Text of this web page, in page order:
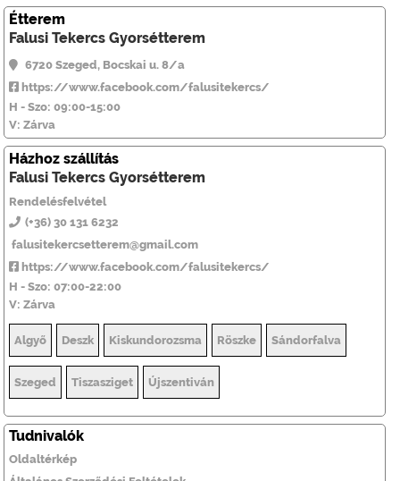
Étterem
Falusi Tekercs Gyorsétterem
6720 Szeged, Bocskai u. 8/a
https://www.facebook.com/falusitekercs/
H - Szo: 09:00-15:00
V: Zárva
Házhoz szállítás
Falusi Tekercs Gyorsétterem
Rendelésfelvétel
(+36) 30 131 6232
falusitekercsetterem@gmail.com
https://www.facebook.com/falusitekercs/
H - Szo: 07:00-22:00
V: Zárva
Algyő Deszk Kiskundorozsma Röszke Sándorfalva
Szeged Tiszasziget Újszentiván
Tudnivalók
Oldaltérkép